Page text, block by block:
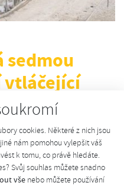
cookies. Některé z nich jsou
nám pomohou vylepšit váš
k tomu, co právě hledáte.
Svůj souhlas můžete snadno
všenebo můžete používání
sedmou
vtláčející
sítí
a využití bioplynu ve Velké